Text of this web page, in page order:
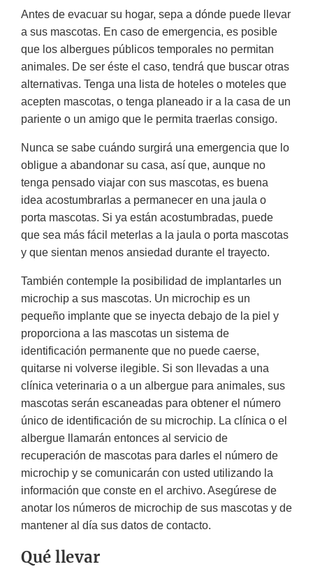
Antes de evacuar su hogar, sepa a dónde puede llevar
a sus mascotas. En caso de emergencia, es posible
que los albergues públicos temporales no permitan
animales. De ser éste el caso, tendrá que buscar otras
alternativas. Tenga una lista de hoteles o moteles que
acepten mascotas, o tenga planeado ir a la casa de un
pariente o un amigo que le permita traerlas consigo.
Nunca se sabe cuándo surgirá una emergencia que lo
obligue a abandonar su casa, así que, aunque no
tenga pensado viajar con sus mascotas, es buena
idea acostumbrarlas a permanecer en una jaula o
porta mascotas. Si ya están acostumbradas, puede
que sea más fácil meterlas a la jaula o porta mascotas
y que sientan menos ansiedad durante el trayecto.
También contemple la posibilidad de implantarles un
microchip a sus mascotas. Un microchip es un
pequeño implante que se inyecta debajo de la piel y
proporciona a las mascotas un sistema de
identificación permanente que no puede caerse,
quitarse ni volverse ilegible. Si son llevadas a una
clínica veterinaria o a un albergue para animales, sus
mascotas serán escaneadas para obtener el número
único de identificación de su microchip. La clínica o el
albergue llamarán entonces al servicio de
recuperación de mascotas para darles el número de
microchip y se comunicarán con usted utilizando la
información que conste en el archivo. Asegúrese de
anotar los números de microchip de sus mascotas y de
mantener al día sus datos de contacto.
Qué llevar